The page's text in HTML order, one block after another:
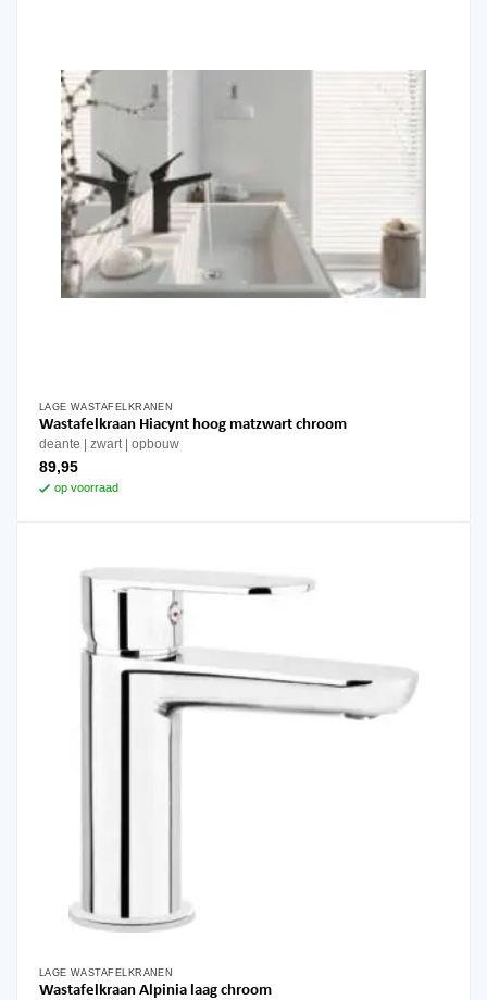
LAGE WASTAFELKRANEN
Wastafelkraan Hiacynt hoog matzwart chroom
deante zwart opbouw
89,95
op voorraad
LAGE WASTAFELKRANEN
Wastafelkraan Alpinia laag chroom